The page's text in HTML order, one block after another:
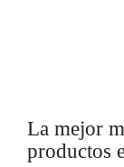
La mejor
productos